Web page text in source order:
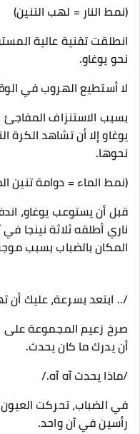
(نمط النار = لهب التنين)
انطلقت تقنية عالية
نحو يوغاو.
لا أستطيع الهروب في
بسبب الاستنزاف
يوغاو إلا أن تشاهد الكرة
نحوها.
(نمط الماء = دوامة تنين
قبل أن يستوعب يوغاو،
ناري أطلقه ثلاثة نينجا في
المكان بالضباب بسبب
/.. ابتعد بسرعة، عليك أن
صرخ زعيم المجموعة على
أن يدرك ما كان يحدث.
/ماذا يحدث آه آه./
في الضباب، تحركت
رأسين في آن واحد.